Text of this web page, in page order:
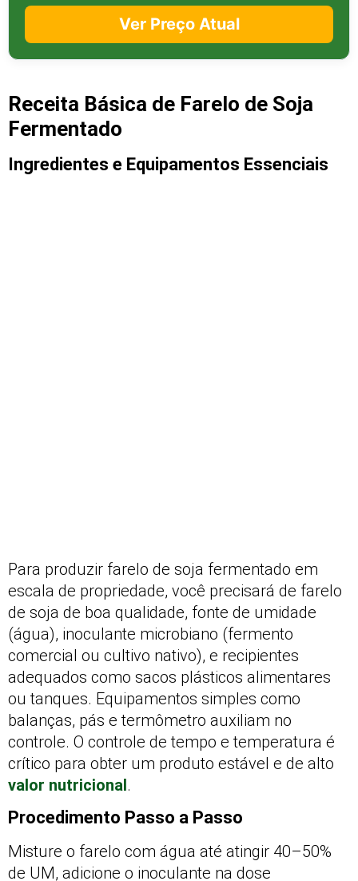
Ver Preço Atual
Receita Básica de Farelo de Soja
Fermentado
Ingredientes e Equipamentos Essenciais
Para produzir farelo de soja fermentado em
escala de propriedade, você precisará de farelo
de soja de boa qualidade, fonte de umidade
(água), inoculante microbiano (fermento
comercial ou cultivo nativo), e recipientes
adequados como sacos plásticos alimentares
ou tanques. Equipamentos simples como
balanças, pás e termômetro auxiliam no
controle. O controle de tempo e temperatura é
crítico para obter um produto estável e de alto
valor nutricional.
Procedimento Passo a Passo
Misture o farelo com água até atingir 40–50%
de UM, adicione o inoculante na dose